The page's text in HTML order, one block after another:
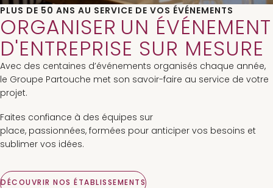
PLUS DE 50 ANS AU SERVICE DE VOS ÉVÉNEMENTS
ORGANISER UN ÉVÉNEMENT
D'ENTREPRISE SUR MESURE
Avec des centaines d’événements organisés chaque année,
le Groupe Partouche met son savoir-faire au service de votre
projet.
Faites confiance à des équipes sur
place, passionnées, formées pour anticiper vos besoins et
sublimer vos idées.
DÉCOUVRIR NOS ÉTABLISSEMENTS